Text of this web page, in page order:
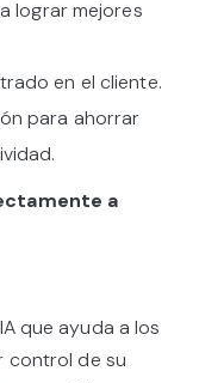
lograr mejores
en el cliente.
para ahorrar
a
que ayuda a los
control de su